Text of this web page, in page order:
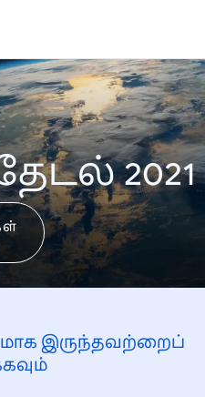
2021
இருந்தவற்றைப்